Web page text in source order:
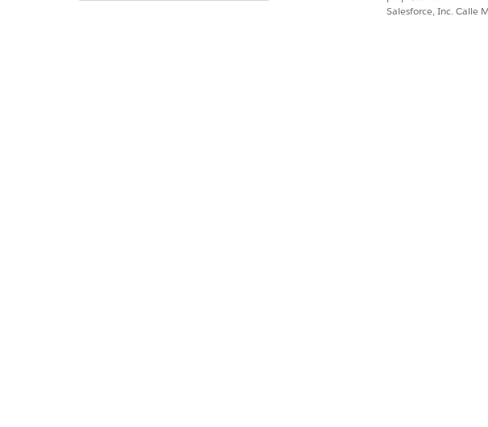
Para distribuir la política y enviar notificaciones a
Salesforce, Inc. Calle